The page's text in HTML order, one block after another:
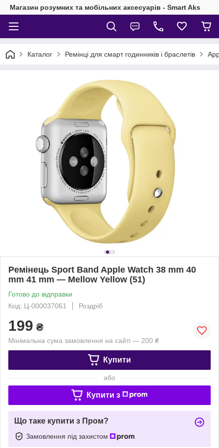
Магазин розумних та мобільних аксесуарів - Smart Aks
Каталог Ремінці для смарт годинників і браслетів
Ремінець Sport Band Apple Watch 38 mm 40
mm 41 mm — Mellow Yellow (51)
Готово до відправки
Код: Ц-000037061
Роздріб
199 ₴
Мінімальна сума замовлення на сайті — 200 ₴
Купити
або
Купити з
Що таке купити з Пром?
Замовлення під захистом